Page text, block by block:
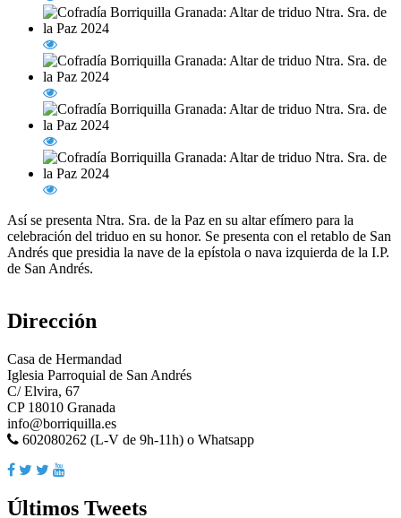
Así se presenta Ntra. Sra. de la Paz en su altar efímero para la
celebración del triduo en su honor. Se presenta con el retablo de San
Andrés que presidia la nave de la epístola o nava izquierda de la I.P.
de San Andrés.
Dirección
Casa de Hermandad
Iglesia Parroquial de San Andrés
C/ Elvira, 67
CP 18010 Granada
info@borriquilla.es
602080262 (L-V de 9h-11h) o Whatsapp
Últimos Tweets